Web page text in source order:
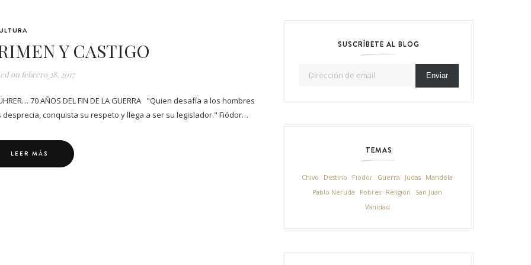
Y CASTIGO
on febrero 28, 2017
70 AÑOS DEL FIN DE LA GUERRA "Quien desafía a los hombres
desprecia, conquista su respeto y llega a ser su legislador." Fiódor…
LEER MÁS
SUSCRÍBETE AL BLOG
Enviar
TEMAS
Chivo Destino Fiodor Guerra Judas
Mandela
Pablo Neruda
Pobres Religión
San Juan
Vanidad